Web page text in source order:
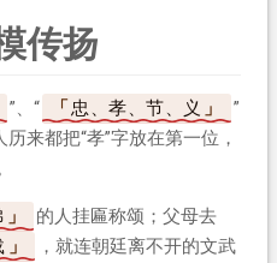
传扬
”、“ 忠、孝、节、义
”
来都把“孝”字放在第一位，
的人挂匾称颂；父母去
，就连朝廷离不开的文武